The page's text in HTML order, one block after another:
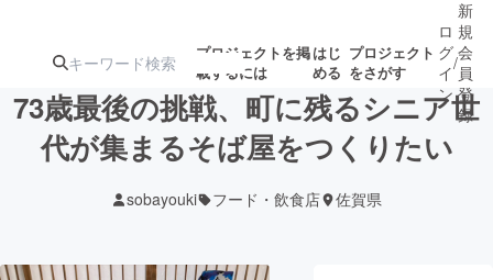
プロジェクトを掲
載するには
はじ
める
プロジェクト
をさがす
ターン
ジェクト
募集終了が近いプ
ロジェクト
ロ
グ
イ
ン
/
新
規
会
員
登
録
73歳最後の挑戦、町に残るシニア世
代が集まるそば屋をつくりたい
sobayouki フード・飲食店 佐賀県